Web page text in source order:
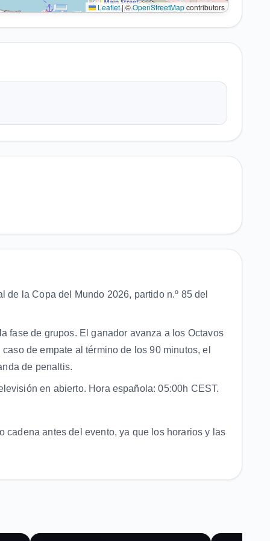
Leaflet|©OpenStreetMapcontributors
la Copa del Mundo 2026, partido n.º 85 del
fase de grupos. El ganador avanza a los Octavos
de empate al término de los 90 minutos, el
de penaltis.
en abierto. Hora española: 05:00h CEST.
cadena antes del evento, ya que los horarios y las